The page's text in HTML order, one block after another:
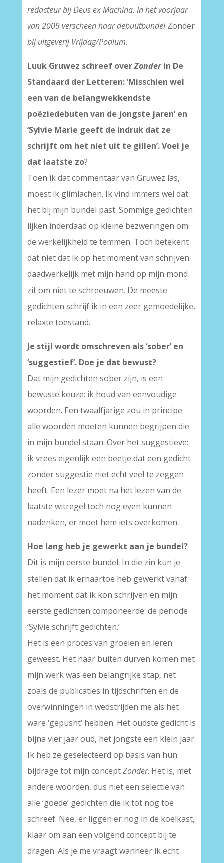
redacteur bij Deus ex Machina. In het voorjaar
van 2009 verscheen haar debuutbundelZonder
bij uitgeverij Vrijdag/Podium.
Luuk Gruwez schreef overZonderin De
Standaard der Letteren: ‘Misschien wel
een van de belangwekkendste
poëziedebuten van de jongste jaren’ en
‘Sylvie Marie geeft de indruk dat ze
schrijft om het niet uit te gillen’. Voel je
dat laatste zo?
Toen ik dat commentaar van Gruwez las,
moest ik glimlachen. Ik vind immers wel dat
het bij mijn bundel past. Sommige gedichten
lijken inderdaad op kleine bezweringen om
de werkelijkheid te temmen. Toch betekent
dat niet dat ik op het moment van schrijven
daadwerkelijk met mijn hand op mijn mond
zit om niet te schreeuwen. De meeste
gedichten schrijf ik in een zeer gemoedelijke,
relaxte toestand.
Je stijl wordt omschreven als ‘sober’ en
‘suggestief’. Doe je dat bewust?
Dat mijn gedichten sober zijn, is een
bewuste keuze: ik houd van eenvoudige
woorden. Een twaalfjarige zou in principe
alle woorden moeten kunnen begrijpen die
in mijn bundel staan .Over het suggestieve:
ik vrees eigenlijk een beetje dat een gedicht
zonder suggestie niet echt veel te zeggen
heeft. Een lezer moet na het lezen van de
laatste witregel toch nog even kunnen
nadenken, er moet hem iets overkomen.
Hoe lang heb je gewerkt aan je bundel?
Dit is mijn eerste bundel. In die zin kun je
stellen dat ik ernaartoe heb gewerkt vanaf
het moment dat ik kon schrijven en mijn
eerste gedichten componeerde: de periode
‘Sylvie schrijft gedichten.’
Het is een proces van groeien en leren
geweest. Het naar buiten durven komen met
mijn werk was een belangrijke stap, net
zoals de publicaties in tijdschriften en de
overwinningen in wedstrijden me als het
ware ‘gepusht’ hebben. Het oudste gedicht is
bijna vier jaar oud, het jongste een klein jaar.
Ik heb ze geselecteerd op basis van hun
bijdrage tot mijn conceptZonder. Het is, met
andere woorden, dus niet een selectie van
alle ‘goede’ gedichten die ik tot nog toe
schreef. Nee, er liggen er nog in de koelkast,
klaar om aan een volgend concept bij te
dragen. Als je me vraagt wanneer ik echt